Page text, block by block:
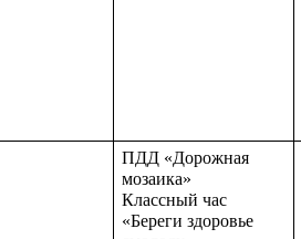
ПДД «Дорожная
мозаика»
Классный час
«Береги здоровье